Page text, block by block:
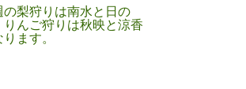
の梨狩りは南水と日の
りんご狩りは秋映と涼香
ます。